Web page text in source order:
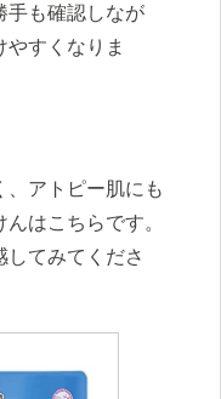
手も確認しなが
すくなりま
、アトピー肌にも
はこちらです。
してみてくださ